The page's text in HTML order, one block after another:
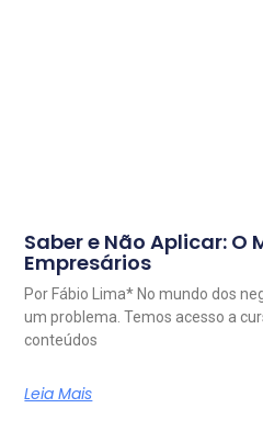
Saber e Não Aplicar: O
Empresários
Por Fábio Lima* No mundo dos
um problema. Temos acesso a
conteúdos
Leia Mais